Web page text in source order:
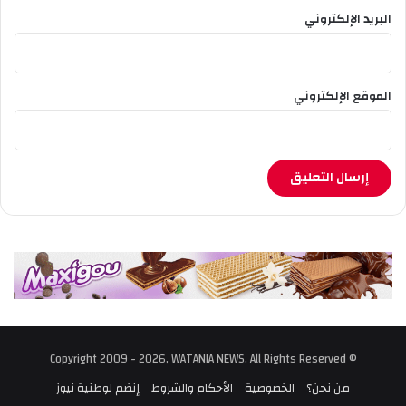
البريد الإلكتروني
الموقع الإلكتروني
© Copyright 2009 - 2026, WATANIA NEWS, All Rights Reserved
من نحن؟
الخصوصية الأحكام والشروط إنضم لوطنية نيوز